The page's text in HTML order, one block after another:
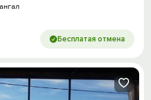
Бесплатая отмена